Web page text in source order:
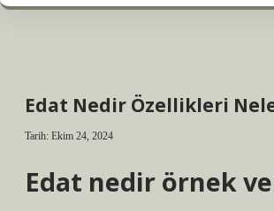
Edat Nedir Özellikleri
Tarih: Ekim 24, 2024
Edat nedir örnek